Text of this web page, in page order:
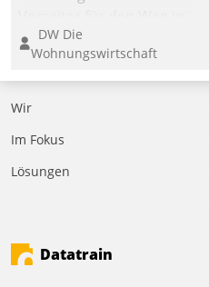
eine digitale Zukunft zu
finden, ist das Ziel des
Awards „Digitalpioniere
der
Bewerben können sich
dafür ein Team
DW Die
Wohnungswirtschaft
Wir
Im Fokus
Lösungen
Datatrain